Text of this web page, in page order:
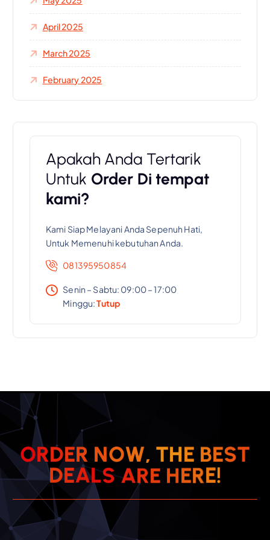
April 2025
March 2025
February 2025
Apakah Anda Tertarik
Untuk Order Di tempat
kami?
Kami Siap Melayani Anda Sepenuh Hati,
Untuk Memenuhi kebutuhan Anda.
081395950854
Senin – Sabtu: 09:00 – 17:00
Minggu:Tutup
ORDER NOW, THE BEST
DEALSARE HERE!